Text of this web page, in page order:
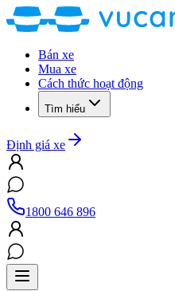
Bán xe
Mua xe
Cách thức hoạt động
Tìm hiểu
Định giá xe
1800 646 896